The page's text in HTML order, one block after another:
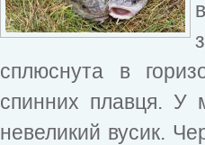
сплюснута в
спинних плавця. У
невеликий вусик.